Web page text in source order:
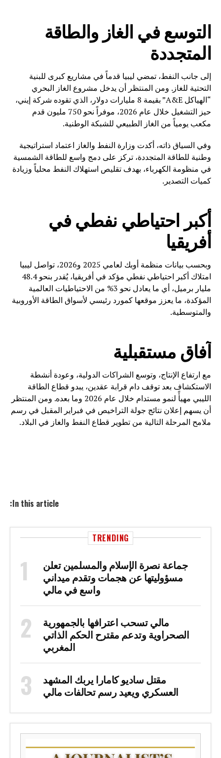
التوسع في الغاز والطاقة
المتجددة
إلى جانب النفط، تمضي ليبيا قدماً في مشاريع كبرى للبنية
التحتية للغاز. ومن المنتظر أن يدخل مشروع الغاز البحري
“الهياكل A&E” بقيمة 8 مليارات دولار، الذي تقوده شركة إيني،
حيز التشغيل خلال عام 2026، موفراً نحو 750 مليون قدم
مكعب يومياً من الغاز الطبيعي للشبكة الوطنية.
وفي السياق ذاته، أكدت وزارة النفط والغاز اعتماد استراتيجية
وطنية للطاقة المتجددة، تركز على دمج واسع للطاقة الشمسية
في منظومة الكهرباء، بهدف تقليص استهلاك النفط محلياً وزيادة
كميات التصدير.
أكبر احتياطي نفطي في
أفريقيا
وبحسب بيانات منظمة أوبك لعامي 2025 و2026، تواصل ليبيا
امتلاك أكبر احتياطي نفطي مؤكد في أفريقيا، يُقدر بنحو 48.4
مليار برميل، أي ما يعادل نحو 3% من الاحتياطيات العالمية
المؤكدة، ما يعزز موقعها كمورد رئيسي لأسواق الطاقة الأوروبية
والمتوسطية.
آفاق مستقبلية
مع ارتفاع الإنتاج، وتوسع الشراكات الدولية، وعودة أنشطة
الاستكشاف بعد توقف دام قرابة عقدين، يبدو قطاع الطاقة
الليبي مهيأً لنمو مستدام خلال عام 2026 وما بعده. ومن المنتظر
أن يسهم إعلان نتائج جولة التراخيص في فبراير المقبل في رسم
ملامح المرحلة التالية من تطوير قطاع النفط والغاز في البلاد.
In this article:
TRENDING
جماعة نصرة الإسلام والمسلمين تعلن
مسؤوليتها عن هجمات وتقدم ميداني
واسع في مالي
مالي تسحب اعترافها بالجمهورية
الصحراوية وتدعم مقترح الحكم الذاتي
المغربي
مقتل ساديو كامارا يربك المشهد
العسكري ويعيد رسم تحالفات مالي